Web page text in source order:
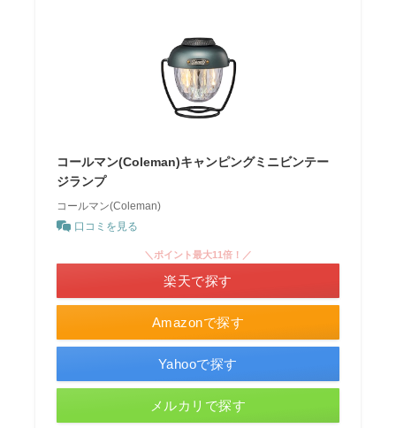
コールマン(Coleman)キャンピングミニビンテー
ジランプ
コールマン(Coleman)
口コミを見る
Amazonで探す
＼ポイント最大11倍！／
楽天で探す
Yahooで探す
メルカリで探す